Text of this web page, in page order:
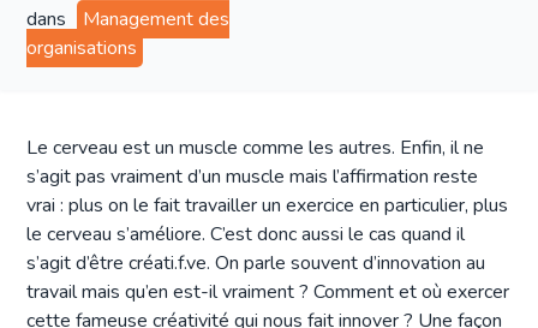
dans
Management des
organisations
Le cerveau est un muscle comme les autres. Enfin, il ne
s’agit pas vraiment d’un muscle mais l’affirmation reste
vrai : plus on le fait travailler un exercice en particulier, plus
le cerveau s’améliore. C’est donc aussi le cas quand il
s’agit d’être créati.f.ve. On parle souvent d’innovation au
travail mais qu’en est-il vraiment ? Comment et où exercer
cette fameuse créativité qui nous fait innover ? Une façon